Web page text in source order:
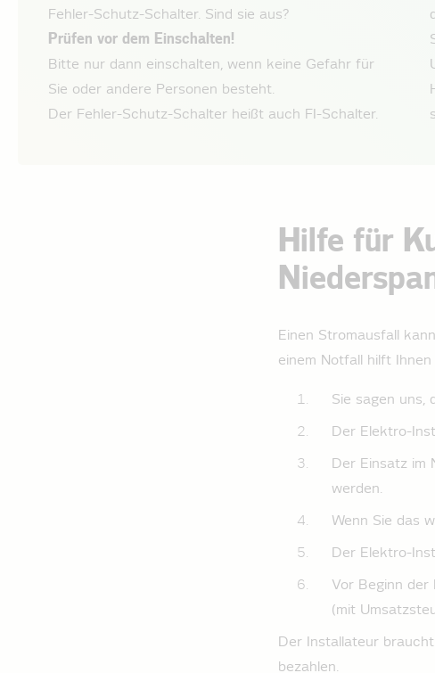
Fehler-Schutz-Schalter. Sind sie aus?
Prüfen vor dem Einschalten!
Bitte nur dann einschalten, wenn keine Gefahr für
Sie oder andere Personen besteht.
Der Fehler-Schutz-Schalter heißt auch FI-Schalter.
Hilfe für
Einen Stromausfall
einem Notfall hilft
Sie sagen uns,
Der Elektro-
Der Einsatz im
werden.
Wenn Sie das
Der Elektro-
Vor Beginn
(mit
Der Installateur­
bezahlen.